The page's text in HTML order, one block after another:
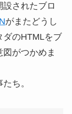
されたブロ
がまたどうし
ダのHTMLをブ
がつかめま
ち。